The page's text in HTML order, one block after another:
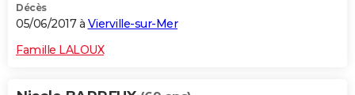
Décès
05/06/2017 à Vierville-sur-Mer
Famille LALOUX